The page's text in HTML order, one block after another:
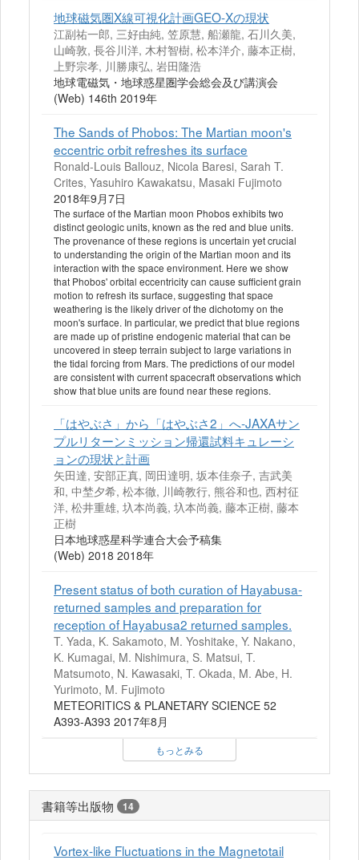
地球磁気圏X線可視化計画GEO-Xの現状
江副祐一郎, 三好由純, 笠原慧, 船瀬龍, 石川久美,
山崎敦, 長谷川洋, 木村智樹, 松本洋介, 藤本正樹,
上野宗孝, 川勝康弘, 岩田隆浩
地球電磁気・地球惑星圏学会総会及び講演会
(Web) 146th 2019年
The Sands of Phobos: The Martian moon's
eccentric orbit refreshes its surface
Ronald-Louis Ballouz, Nicola Baresi, Sarah T.
Crites, Yasuhiro Kawakatsu, Masaki Fujimoto
2018年9月7日
The surface of the Martian moon Phobos exhibits two
distinct geologic units, known as the red and blue units.
The provenance of these regions is uncertain yet crucial
to understanding the origin of the Martian moon and its
interaction with the space environment. Here we show
that Phobos' orbital eccentricity can cause sufficient grain
motion to refresh its surface, suggesting that space
weathering is the likely driver of the dichotomy on the
moon's surface. In particular, we predict that blue regions
are made up of pristine endogenic material that can be
uncovered in steep terrain subject to large variations in
the tidal forcing from Mars. The predictions of our model
are consistent with current spacecraft observations which
show that blue units are found near these regions.
「はやぶさ」から「はやぶさ2」へ-JAXAサン
プルリターンミッション帰還試料キュレーシ
ョンの現状と計画
矢田達, 安部正真, 岡田達明, 坂本佳奈子, 吉武美
和, 中埜夕希, 松本徹, 川崎教行, 熊谷和也, 西村征
洋, 松井重雄, 圦本尚義, 圦本尚義, 藤本正樹, 藤本
正樹
日本地球惑星科学連合大会予稿集
(Web) 2018 2018年
Present status of both curation of Hayabusa-
returned samples and preparation for
reception of Hayabusa2 returned samples.
T. Yada, K. Sakamoto, M. Yoshitake, Y. Nakano,
K. Kumagai, M. Nishimura, S. Matsui, T.
Matsumoto, N. Kawasaki, T. Okada, M. Abe, H.
Yurimoto, M. Fujimoto
METEORITICS & PLANETARY SCIENCE 52
A393-A393 2017年8月
もっとみる
書籍等出版物 14
Vortex-like Fluctuations in the Magnetotail